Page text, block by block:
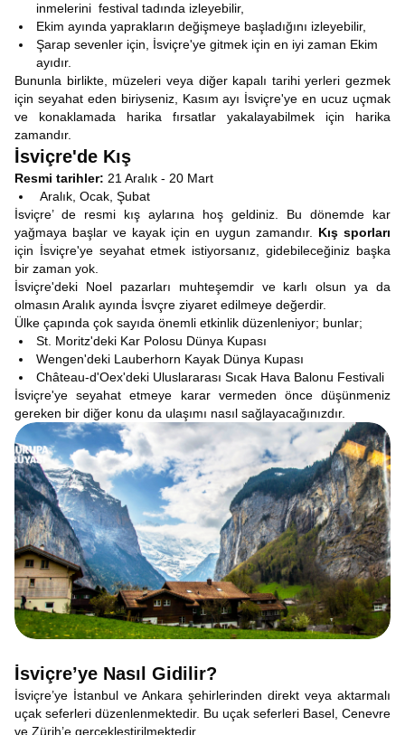
inmelerini festival tadında izleyebilir,
Ekim ayında yaprakların değişmeye başladığını izleyebilir,
Şarap sevenler için, İsviçre'ye gitmek için en iyi zaman Ekim
ayıdır.
Bununla birlikte, müzeleri veya diğer kapalı tarihi yerleri gezmek
için seyahat eden biriyseniz, Kasım ayı İsviçre'ye en ucuz uçmak
ve konaklamada harika fırsatlar yakalayabilmek için harika
zamandır.
İsviçre'de Kış
Resmi tarihler: 21 Aralık - 20 Mart
Aralık, Ocak, Şubat
İsviçre’ de resmi kış aylarına hoş geldiniz. Bu dönemde kar
yağmaya başlar ve kayak için en uygun zamandır. Kış sporları
için İsviçre'ye seyahat etmek istiyorsanız, gidebileceğiniz başka
bir zaman yok.
İsviçre'deki Noel pazarları muhteşemdir ve karlı olsun ya da
olmasın Aralık ayında İsvçre ziyaret edilmeye değerdir.
Ülke çapında çok sayıda önemli etkinlik düzenleniyor; bunlar;
St. Moritz'deki Kar Polosu Dünya Kupası
Wengen'deki Lauberhorn Kayak Dünya Kupası
Château-d'Oex'deki Uluslararası Sıcak Hava Balonu Festivali
İsviçre'ye seyahat etmeye karar vermeden önce düşünmeniz
gereken bir diğer konu da ulaşımı nasıl sağlayacağınızdır.
İsviçre’ye Nasıl Gidilir?
İsviçre’ye İstanbul ve Ankara şehirlerinden direkt veya aktarmalı
uçak seferleri düzenlenmektedir. Bu uçak seferleri Basel, Cenevre
ve Zürih’e gerçekleştirilmektedir.